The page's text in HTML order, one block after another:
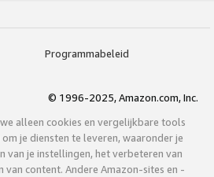
Programmabeleid
© 1996-2025, Amazon.com, Inc.
alleen cookies en vergelijkbare tools
je diensten te leveren, waaronder je
van je instellingen, het verbeteren van
van content. Andere Amazon-sites en -